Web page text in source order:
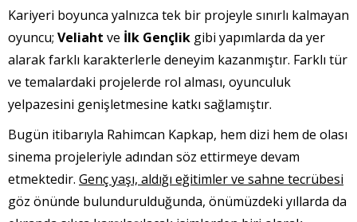
Kariyeri boyunca yalnızca tek bir projeyle sınırlı kalmayan
oyuncu; Veliaht ve İlk Gençlik gibi yapımlarda da yer
alarak farklı karakterlerle deneyim kazanmıştır. Farklı tür
ve temalardaki projelerde rol alması, oyunculuk
yelpazesini genişletmesine katkı sağlamıştır.
Bugün itibarıyla Rahimcan Kapkap, hem dizi hem de olası
sinema projeleriyle adından söz ettirmeye devam
etmektedir. Genç yaşı, aldığı eğitimler ve sahne tecrübesi
göz önünde bulundurulduğunda, önümüzdeki yıllarda da